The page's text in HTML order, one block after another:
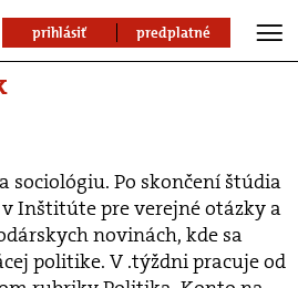
prihlásiť predplatné
sociológiu. Po skončení štúdia
Inštitúte pre verejné otázky a
novinách, kde sa
politike. V .týždni pracuje od